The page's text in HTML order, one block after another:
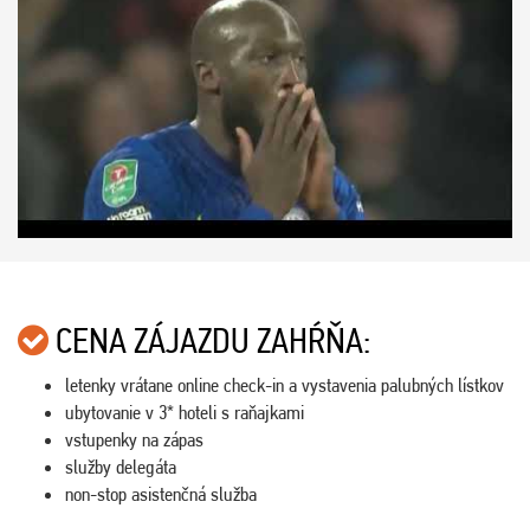
CENA ZÁJAZDU ZAHŔŇA:
letenky vrátane online check-in a vystavenia palubných lístkov
ubytovanie v 3* hoteli s raňajkami
vstupenky na zápas
služby delegáta
non-stop asistenčná služba